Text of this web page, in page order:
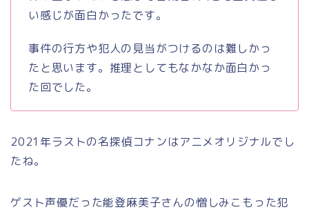
い感じが面白かったです。
事件の行方や犯人の見当がつけるのは難しかっ
たと思います。推理としてもなかなか面白かっ
た回でした。
2021年ラストの名探偵コナンはアニメオリジナルでし
たね。
ゲスト声優だった能登麻美子さんの憎しみこもった犯